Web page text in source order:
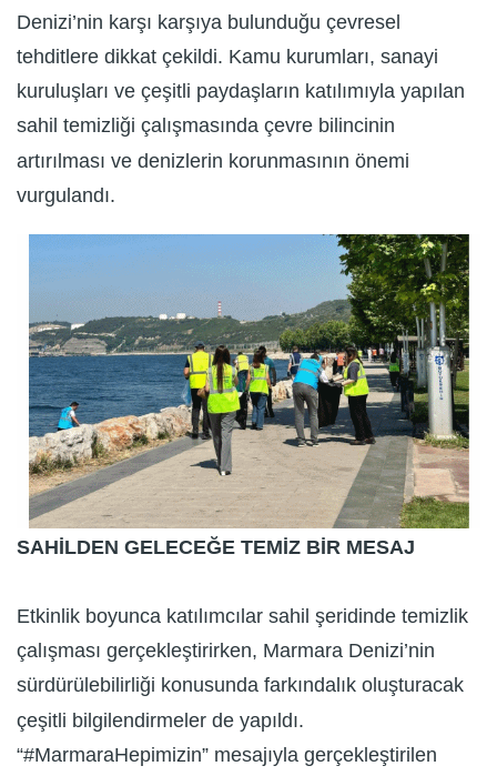
Denizi’nin karşı karşıya bulunduğu çevresel
tehditlere dikkat çekildi. Kamu kurumları, sanayi
kuruluşları ve çeşitli paydaşların katılımıyla yapılan
sahil temizliği çalışmasında çevre bilincinin
artırılması ve denizlerin korunmasının önemi
vurgulandı.
SAHİLDEN GELECEĞE TEMİZ BİR MESAJ
Etkinlik boyunca katılımcılar sahil şeridinde temizlik
çalışması gerçekleştirirken, Marmara Denizi’nin
sürdürülebilirliği konusunda farkındalık oluşturacak
çeşitli bilgilendirmeler de yapıldı.
“#MarmaraHepimizin” mesajıyla gerçekleştirilen